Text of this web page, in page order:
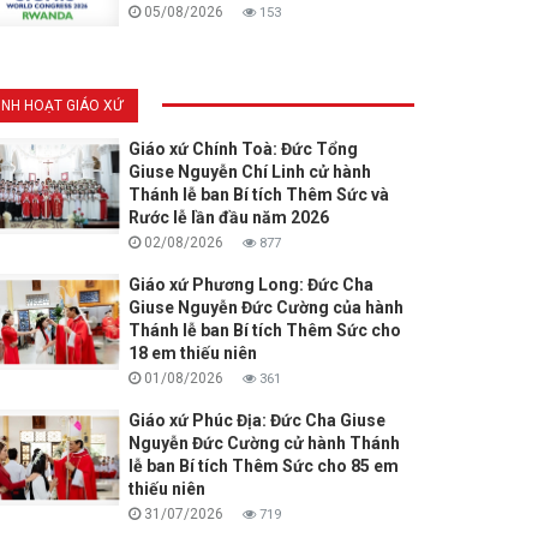
05/08/2026 153
HOẠT GIÁO XỨ
Giáo xứ Chính Toà: Đức Tổng
Giuse Nguyễn Chí Linh cử hành
Thánh lễ ban Bí tích Thêm Sức và
Rước lễ lần đầu năm 2026
02/08/2026 877
Giáo xứ Phương Long: Đức Cha
Giuse Nguyễn Đức Cường của hành
Thánh lễ ban Bí tích Thêm Sức cho
18 em thiếu niên
01/08/2026 361
Giáo xứ Phúc Địa: Đức Cha Giuse
Nguyễn Đức Cường cử hành Thánh
lễ ban Bí tích Thêm Sức cho 85 em
thiếu niên
31/07/2026 719